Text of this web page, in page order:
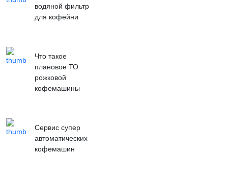
водяной фильтр
для кофейни
Что такое
плановое ТО
рожковой
кофемашины
Сервис супер
автоматических
кофемашин